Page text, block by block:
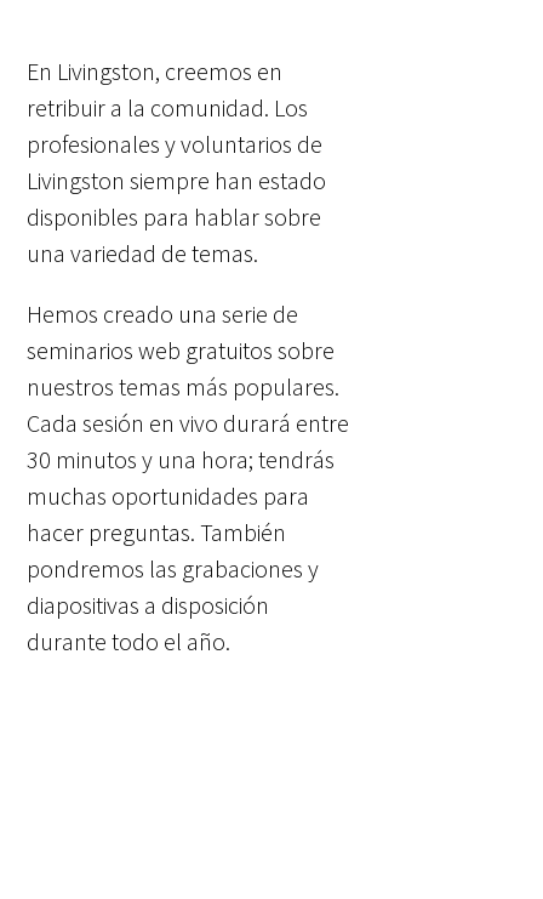
En Livingston, creemos en
retribuir a la comunidad. Los
profesionales y voluntarios de
Livingston siempre han estado
disponibles para hablar sobre
una variedad de temas.
Hemos creado una serie de
seminarios web gratuitos sobre
nuestros temas más populares.
Cada sesión en vivo durará entre
30 minutos y una hora; tendrás
muchas oportunidades para
hacer preguntas. También
pondremos las grabaciones y
diapositivas a disposición
durante todo el año.